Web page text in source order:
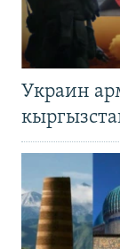
Украин